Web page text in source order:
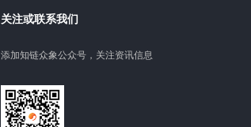
关注或联系我们
添加知链众象公众号，关注资讯信息